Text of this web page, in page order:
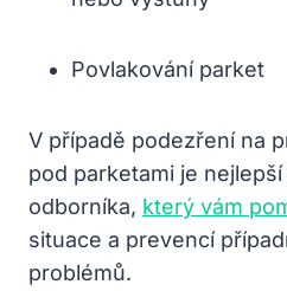
Povlakování parket
V případě podezření na
pod parketami je
odborníka, který vám
situace a prevencí
problémů.